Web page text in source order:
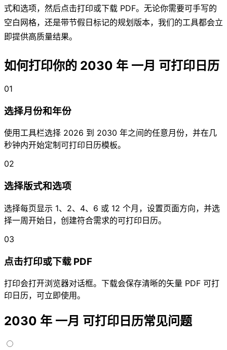
式和选项，然后点击打印或下载 PDF。无论你需要可手写的
空白网格，还是带节假日标记的规划版本，我们的工具都会立
即提供高质量结果。
如何打印你的 2030 年 一月 可打印日历
01
选择月份和年份
使用工具栏选择 2026 到 2030 年之间的任意月份，并在几
秒钟内开始定制可打印日历模板。
02
选择版式和选项
选择每页显示 1、2、4、6 或 12 个月，设置页面方向，并选
择一周开始日，创建符合需求的可打印日历。
03
点击打印或下载 PDF
打印会打开浏览器对话框。下载会保存清晰的矢量 PDF 可打
印日历，可立即使用。
2030 年 一月 可打印日历常见问题